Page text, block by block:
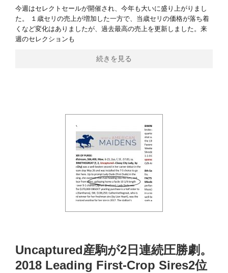
今週はセレクトセールが開催され、今年も大いに盛り上がりまし
た。 １歳セリの売上が増加した一方で、当歳セリの価格が落ち着
くなど変化はありましたが、過去最高の売上を更新しました。来
週のセレクションも
続きを見る
Uncaptured産駒が2日連続圧勝劇。
2018 Leading First-Crop Sires2位